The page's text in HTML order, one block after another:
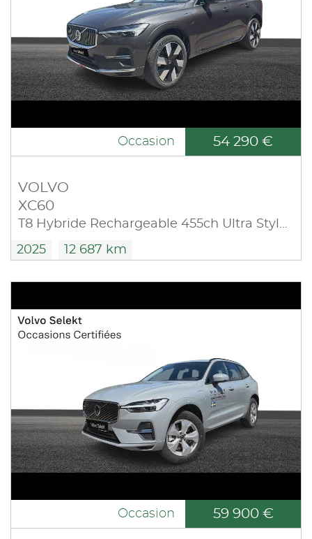
Occasion 54 290 €
VOLVO
XC60
T8 Hybride Rechargeable 455ch Ultra Style Chrome Geartronic 8 AWD
2025 12 687 km
Occasion 59 900 €